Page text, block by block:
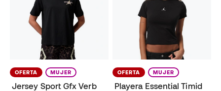
OFERTA MUJER
Jersey Sport Gfx Verb
OFERTA MUJER
Playera Essential Timid